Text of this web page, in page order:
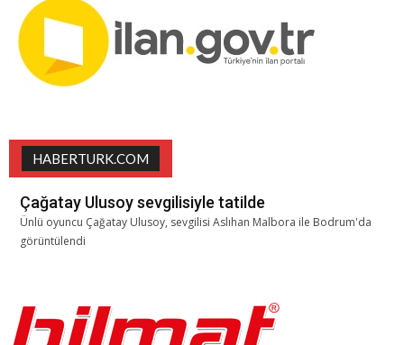
HABERTURK.COM
Çağatay Ulusoy sevgilisiyle tatilde
Ünlü oyuncu Çağatay Ulusoy, sevgilisi Aslıhan Malbora ile Bodrum'da
görüntülendi